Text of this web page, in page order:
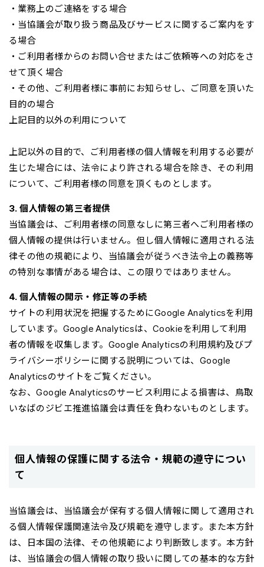
・業務上のご連絡をする場合
・当協議会が取り扱う商品及びサービスに関するご案内をす
る場合
・ご利用者様からのお問い合せまたはご依頼等への対応をさ
せて頂く場合
・その他、ご利用者様に事前にお知らせし、ご同意を頂いた
目的の場合
上記目的以外の利用について
上記以外の目的で、ご利用者様の個人情報を利用する必要が
生じた場合には、法令により許される場合を除き、その利用
について、ご利用者様の同意を頂くものとします。
3. 個人情報の第三者提供
当協議会は、ご利用者様の同意なしに第三者へご利用者様の
個人情報の提供は行いません。但し個人情報に適用される法
律その他の規範により、当協議会が従うべき法令上の義務等
の特別な事情がある場合は、この限りではありません。
4. 個人情報の開示・修正等の手続
サイトの利用状況を把握するためにGoogle Analyticsを利用
しています。Google Analyticsは、Cookieを利用して利用
者の情報を収集します。Google Analyticsの利用規約及びプ
ライバシーポリシーに関する説明については、Google
Analyticsのサイトをご覧ください。
なお、Google Analyticsのサービス利用による損害は、鳥取
いなばのジビエ推進協議会は責任を負わないものとします。
個人情報の保護に関する法令・規範の遵守につい
て
当協議会は、当協議会が保有する個人情報に関して適用され
る個人情報保護関連法令及び規範を遵守します。また本方針
は、日本国の法律、その他規範により判断致します。本方針
は、当協議会の個人情報の取り扱いに関しての基本的な方針